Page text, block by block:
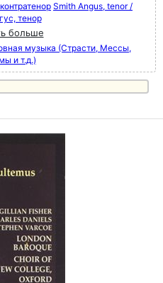
Smith Angus, tenor /
тенор
больше
музыка (Страсти, Мессы,
и т.д.)